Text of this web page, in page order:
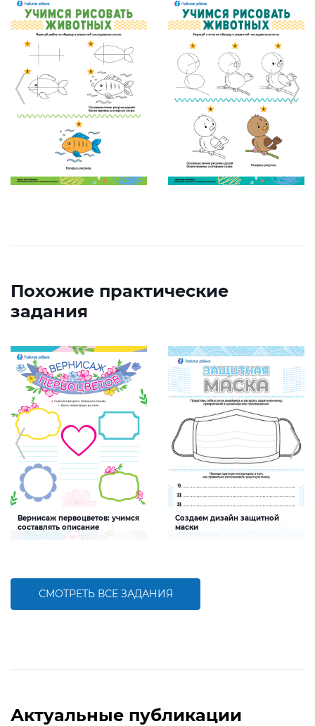
Похожие практические
задания
Вернисаж первоцветов: учимся
составлять описание
Создаем дизайн защитной
маски
компетентности
СМОТРЕТЬ ВСЕ ЗАДАНИЯ
Актуальные публикации